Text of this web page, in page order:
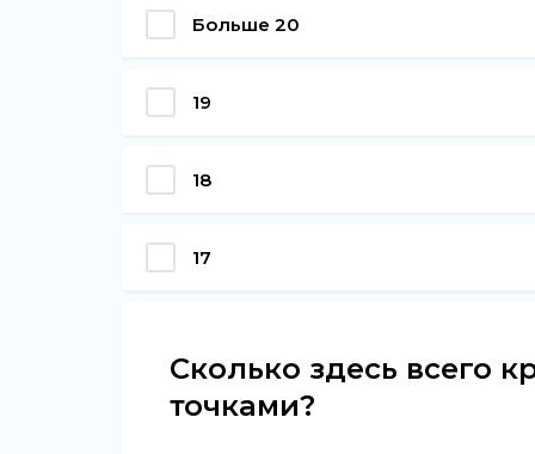
Больше 20
19
18
17
Сколько здесь всего
точками?